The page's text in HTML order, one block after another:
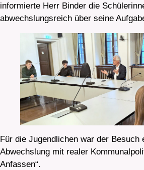
informierte Herr Binder die
abwechslungsreich über seine
Für die Jugendlichen war der Besuch
Abwechslung mit realer
Anfassen“.